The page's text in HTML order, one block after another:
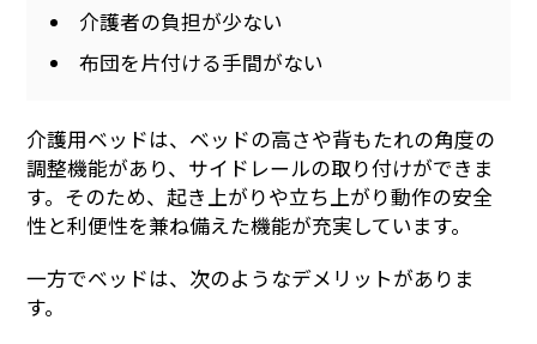
介護者の負担が少ない
布団を片付ける手間がない
介護用ベッドは、ベッドの高さや背もたれの角度の
調整機能があり、サイドレールの取り付けができま
す。そのため、起き上がりや立ち上がり動作の安全
性と利便性を兼ね備えた機能が充実しています。
一方でベッドは、次のようなデメリットがありま
す。